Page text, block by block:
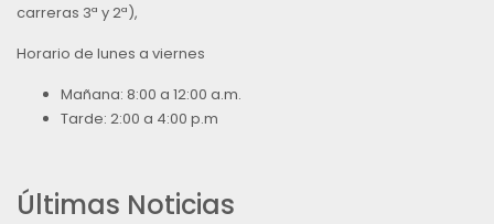
carreras 3ª y 2ª),
Horario de lunes a viernes
Mañana: 8:00 a 12:00 a.m.
Tarde: 2:00 a 4:00 p.m
Últimas Noticias